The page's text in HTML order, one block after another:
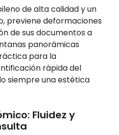
de alta calidad y un
previene deformaciones
de sus documentos a
panorámicas
para la
rápida del
siempre una estética
Fluidez y